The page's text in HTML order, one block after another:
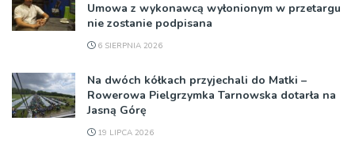
Umowa z wykonawcą wyłonionym w przetargu
nie zostanie podpisana
6 SIERPNIA 2026
Na dwóch kółkach przyjechali do Matki –
Rowerowa Pielgrzymka Tarnowska dotarła na
Jasną Górę
19 LIPCA 2026